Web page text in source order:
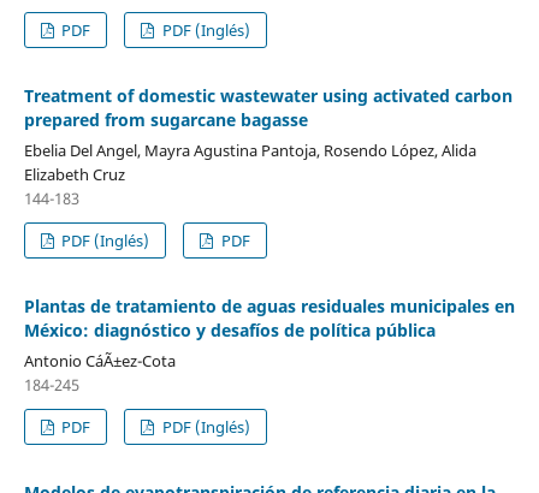
PDF
PDF (Inglés)
Treatment of domestic wastewater using activated carbon
prepared from sugarcane bagasse
Ebelia Del Angel, Mayra Agustina Pantoja, Rosendo López, Alida
Elizabeth Cruz
144-183
PDF (Inglés)
PDF
Plantas de tratamiento de aguas residuales municipales en
México: diagnóstico y desafíos de política pública
Antonio CáÃ±ez-Cota
184-245
PDF
PDF (Inglés)